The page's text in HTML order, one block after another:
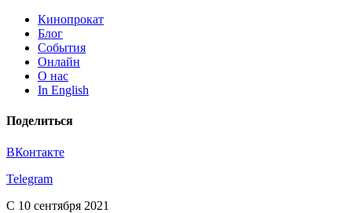
Кинопрокат
Блог
События
Онлайн
О нас
In English
Поделиться
ВКонтакте
Telegram
С 10 сентября 2021